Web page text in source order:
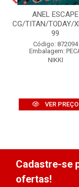
ANEL ESCAPE
CG/TITAN/TODAY/
99
Código: 872094
Embalagem:
NIKKI
VER PREÇO
Cadastre-se
ofertas!